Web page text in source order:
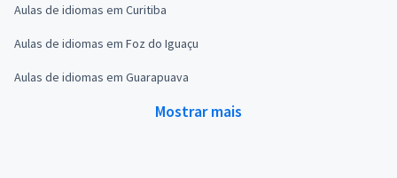
Aulas de idiomas em Curitiba
Aulas de idiomas em Foz do Iguaçu
Aulas de idiomas em Guarapuava
Mostrar mais